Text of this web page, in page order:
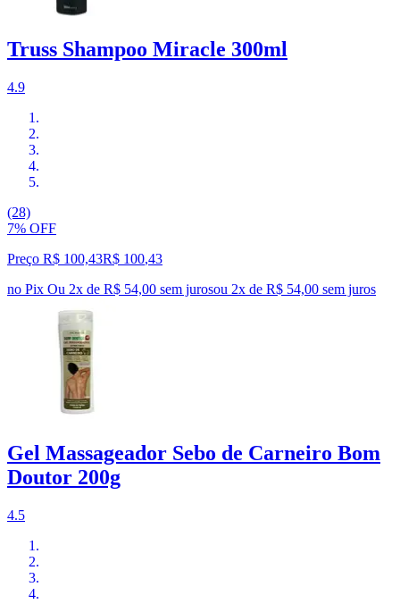
Truss Shampoo Miracle 300ml
4.9
(28)
7% OFF
Preço R$ 100,43R$ 100,43
no Pix Ou 2x de R$ 54,00 sem jurosou 2x de R$ 54,00 sem juros
Gel Massageador Sebo de Carneiro Bom
Doutor 200g
4.5